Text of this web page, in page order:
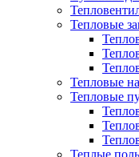
Тепловые
Тепловые
Тепловые
Теплые